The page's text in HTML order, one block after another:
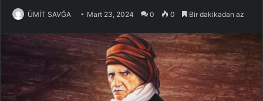
ÜMİT SAVĞA Mart 23, 2024 0 0 Bir dakikadan az